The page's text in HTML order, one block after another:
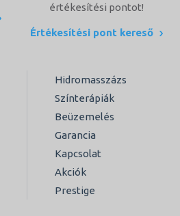
értékesítési pontot!
Értékesítési pont kereső
Hidromasszázs
Színterápiák
Beüzemelés
Garancia
Kapcsolat
Akciók
Prestige